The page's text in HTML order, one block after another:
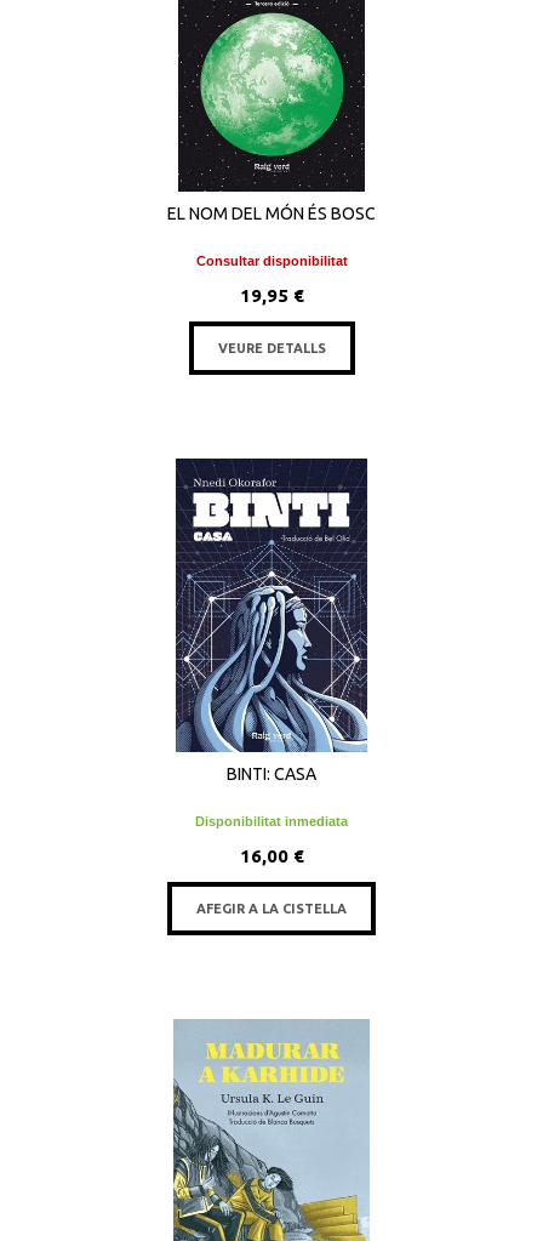
EL NOM DEL MÓN ÉS BOSC
Consultar disponibilitat
19,95 €
VEURE DETALLS
BINTI: CASA
Disponibilitat inmediata
16,00 €
AFEGIR A LA CISTELLA